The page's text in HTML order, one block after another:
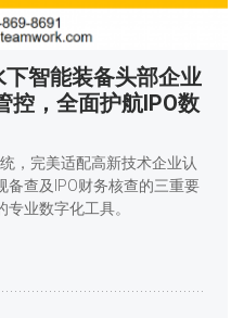
智能装备头部企业
控，全面护航IPO数
，完美适配高新技术企业认
备查及IPO财务核查的三重要
业数字化工具。